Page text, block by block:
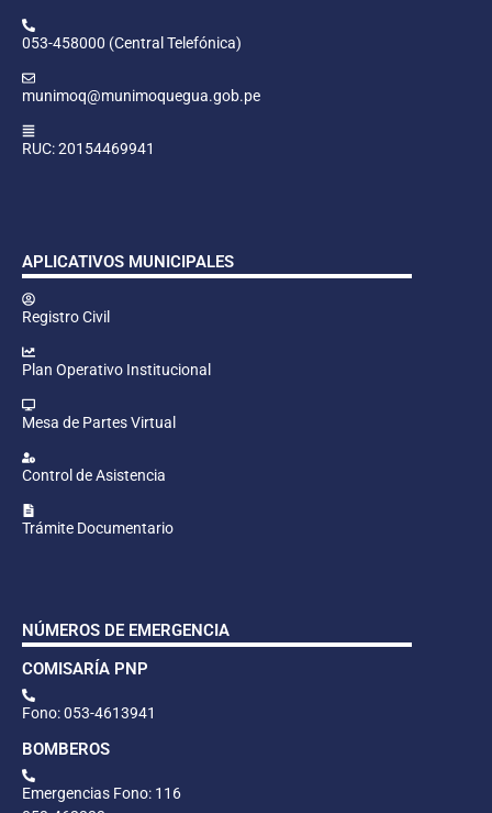
053-458000 (Central Telefónica)
munimoq@munimoquegua.gob.pe
RUC: 20154469941
APLICATIVOS MUNICIPALES
Registro Civil
Plan Operativo Institucional
Mesa de Partes Virtual
Control de Asistencia
Trámite Documentario
NÚMEROS DE EMERGENCIA
COMISARÍA PNP
Fono: 053-4613941
BOMBEROS
Emergencias Fono: 116